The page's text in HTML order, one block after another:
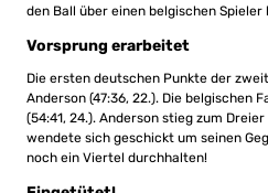
den Ball über einen belgischen Spieler
Vorsprung erarbeitet
Die ersten deutschen Punkte der
Anderson (47:36, 22.). Die belgischen
(54:41, 24.). Anderson stieg zum
wendete sich geschickt um seinen
noch ein Viertel durchhalten!